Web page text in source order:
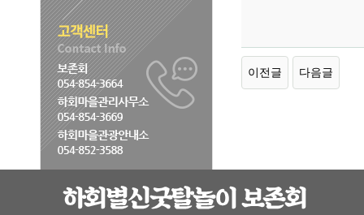
이전글 다음글